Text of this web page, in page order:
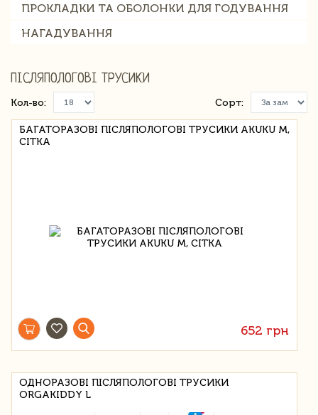
ПРОКЛАДКИ ТА ОБОЛОНКИ ДЛЯ ГОДУВАННЯ
НАГАДУВАННЯ
ПІСЛЯПОЛОГОВІ ТРУСИКИ
Кол-во: Сорт:
БАГАТОРАЗОВІ ПІСЛЯПОЛОГОВІ ТРУСИКИ AKUKU M,
СІТКА
652 грн
ОДНОРАЗОВІ ПІСЛЯПОЛОГОВІ ТРУСИКИ
ORGAKIDDY L